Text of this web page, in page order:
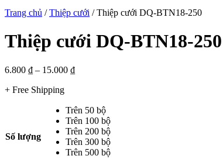
Trang chủ /Thiệp cưới / Thiệp cưới DQ-BTN18-250
Thiệp cưới DQ-BTN18-250
6.800 ₫ – 15.000 ₫
+ Free Shipping
Số lượng
Trên 50 bộ
Trên 100 bộ
Trên 200 bộ
Trên 300 bộ
Trên 500 bộ